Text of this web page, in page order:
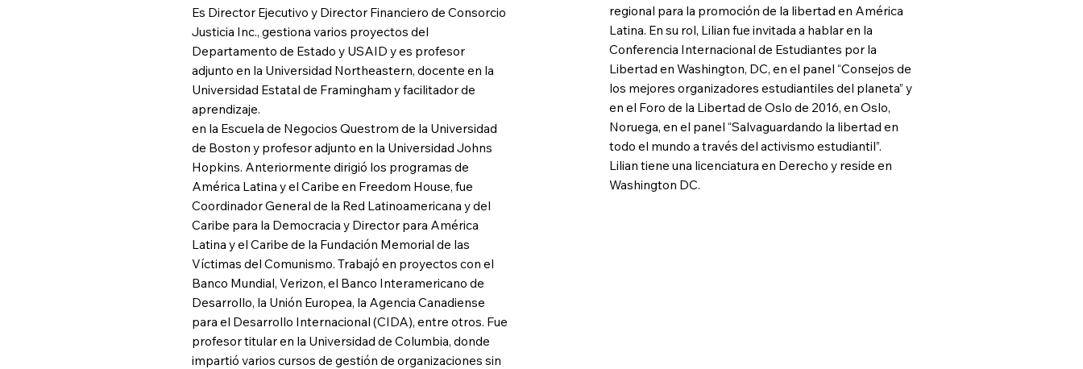
Es Director Ejecutivo y Director Financiero de Consorcio
Justicia Inc., gestiona varios proyectos del
Departamento de Estado y USAID y es profesor
adjunto en la Universidad Northeastern, docente en la
Universidad Estatal de Framingham y facilitador de
aprendizaje.
en la Escuela de Negocios Questrom de la Universidad
de Boston y profesor adjunto en la Universidad Johns
Hopkins. Anteriormente dirigió los programas de
América Latina y el Caribe en Freedom House, fue
Coordinador General de la Red Latinoamericana y del
Caribe para la Democracia y Director para América
Latina y el Caribe de la Fundación Memorial de las
Víctimas del Comunismo. Trabajó en proyectos con el
Banco Mundial, Verizon, el Banco Interamericano de
Desarrollo, la Unión Europea, la Agencia Canadiense
para el Desarrollo Internacional (CIDA), entre otros. Fue
profesor titular en la Universidad de Columbia, donde
impartió varios cursos de gestión de organizaciones sin
regional para la promoción de la libertad en América
Latina. En su rol, Lilian fue invitada a hablar en la
Conferencia Internacional de Estudiantes por la
Libertad en Washington, DC, en el panel “Consejos de
los mejores organizadores estudiantiles del planeta” y
en el Foro de la Libertad de Oslo de 2016, en Oslo,
Noruega, en el panel “Salvaguardando la libertad en
todo el mundo a través del activismo estudiantil”.
Lilian tiene una licenciatura en Derecho y reside en
Washington DC.